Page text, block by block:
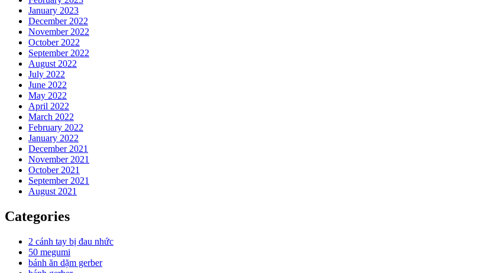
January 2023
December 2022
November 2022
October 2022
September 2022
August 2022
July 2022
June 2022
May 2022
April 2022
March 2022
February 2022
January 2022
December 2021
November 2021
October 2021
September 2021
August 2021
Categories
2 cánh tay bị đau nhức
50 megumi
bánh ăn dặm gerber